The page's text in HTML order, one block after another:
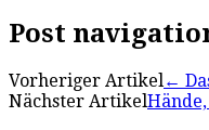
Post
Vorheriger Artikel←
Nächster ArtikelHände,